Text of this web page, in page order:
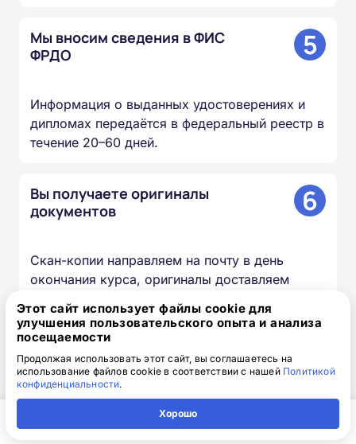
Мы вносим сведения в ФИС
ФРДО
5
Информация о выданных удостоверениях и
дипломах передаётся в федеральный реестр в
течение 20–60 дней.
Вы получаете оригиналы
документов
6
Скан-копии направляем на почту в день
окончания курса, оригиналы доставляем
Доступная интерактивная
платформа дистанционного
Этот сайт использует файлы cookie для
улучшения пользовательского опыта и анализа
посещаемости
Продолжая использовать этот сайт, вы соглашаетесь на
использование файлов cookie в соответствии с нашей Политикой
конфиденциальности.
Хорошо